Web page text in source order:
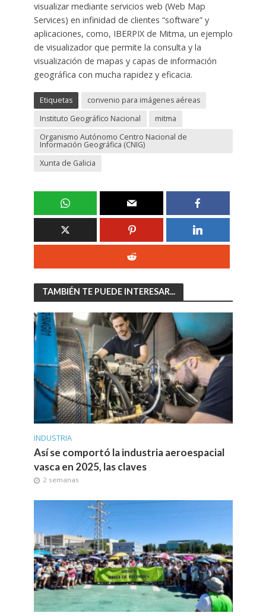
visualizar mediante servicios web (Web Map
Services) en infinidad de clientes “software” y
aplicaciones, como, IBERPIX de Mitma, un ejemplo
de visualizador que permite la consulta y la
visualización de mapas y capas de información
geográfica con mucha rapidez y eficacia.
Etiquetas
convenio para imágenes aéreas
Instituto Geográfico Nacional
mitma
Organismo Autónomo Centro Nacional de
Información Geográfica (CNIG)
Xunta de Galicia
TAMBIÉN TE PUEDE INTERESAR...
INDUSTRIA
Así se comportó la industria aeroespacial
vasca en 2025, las claves
2 semanas